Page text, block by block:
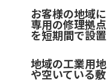
お客様の地域に
専用の修理拠点
を短期間で設置
地域の工業用地
や空いている敷